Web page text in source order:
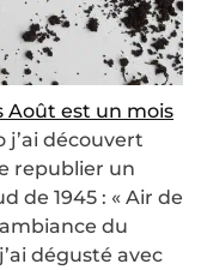
Août est un mois
j’ai découvert
republier un
de 1945 : « Air de
du
dégusté avec